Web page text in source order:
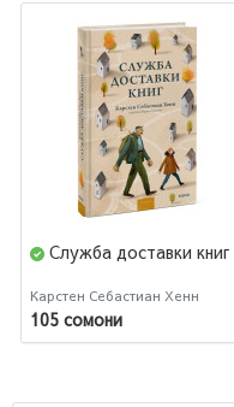
Служба доставки книг
Карстен Себастиан Хенн
105 сомони